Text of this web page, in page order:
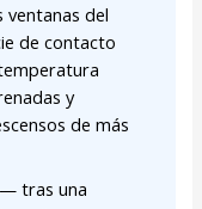
del
de contacto
y
de más
— tras una